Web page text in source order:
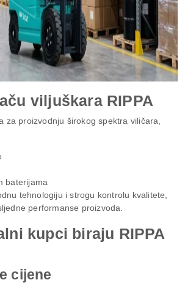
viljuškara RIPPA
za proizvodnju širokog spektra viličara,
baterijama
tehnologiju i strogu kontrolu kvalitete,
performanse proizvoda.
kupci biraju RIPPA
cijene